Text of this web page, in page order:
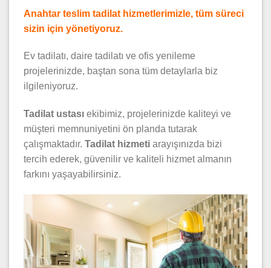
Anahtar teslim tadilat hizmetlerimizle, tüm süreci
sizin için yönetiyoruz.
Ev tadilatı, daire tadilatı ve ofis yenileme
projelerinizde, baştan sona tüm detaylarla biz
ilgileniyoruz.
Tadilat ustası ekibimiz, projelerinizde kaliteyi ve
müşteri memnuniyetini ön planda tutarak
çalışmaktadır. Tadilat hizmeti arayışınızda bizi
tercih ederek, güvenilir ve kaliteli hizmet almanın
farkını yaşayabilirsiniz.